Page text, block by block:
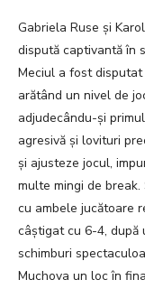
Gabriela Ruse și
dispută captivantă în
Meciul a fost
arătând un nivel de
adjudecându-și
agresivă și lovituri
și ajusteze jocul,
multe mingi de
cu ambele jucătoare
câștigat cu 6-4, după
schimburi
Muchova un loc în